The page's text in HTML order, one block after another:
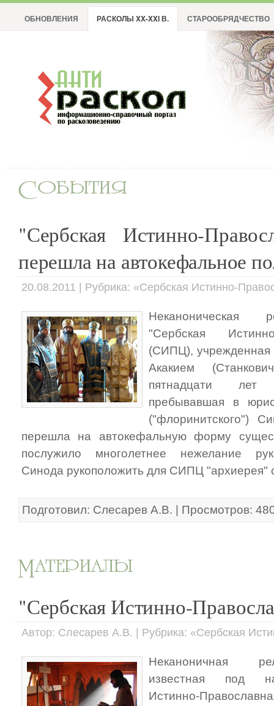
ОБНОВЛЕНИЯ РАСКОЛЫ XX-XXI В. СТАРООБРЯДЧЕСТВО
"Сербская Истинно-
перешла на автокефальное
20.08.2011 | Рубрика: «Сербская Истинно-
Неканоническая
"Сербская
(СИПЦ), учрежденная
Акакием
пятнадцати лет
пребывавшая в
("флоринитского")
перешла на автокефальную форму
послужило многолетнее нежелание
Синода рукоположить для СИПЦ "архиерея"
Подготовил: Слесарев А.В. | Просмотров:
"Сербская Истинно-
Автор: Слесарев А.В. | Рубрика: «Сербская
Неканоничная
известная под
Истинно-